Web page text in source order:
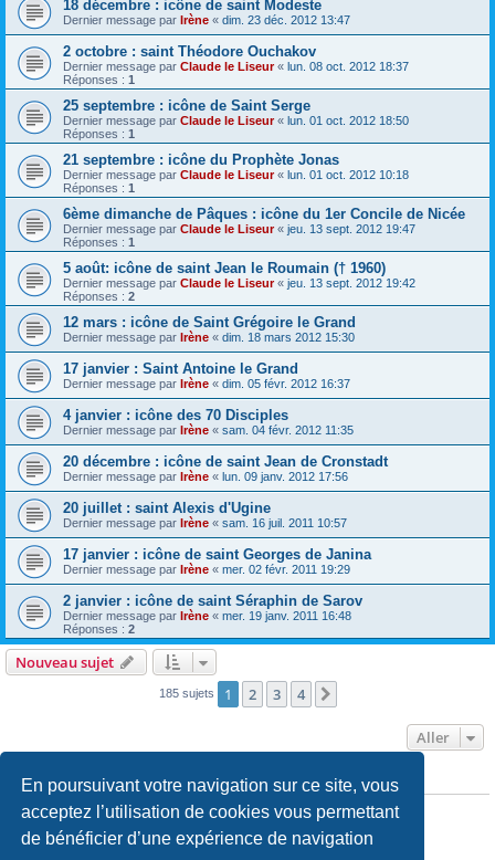
En poursuivant votre navigation sur ce site, vous
acceptez l’utilisation de cookies vous permettant
de bénéficier d’une expérience de navigation
18 décembre : icône de saint Modeste
Dernier message par Irène « dim. 23 déc. 2012 13:47
2 octobre : saint Théodore Ouchakov
Dernier message par Claude le Liseur« lun. 08 oct. 2012 18:37
Réponses : 1
25 septembre : icône de Saint Serge
Dernier message par Claude le Liseur« lun. 01 oct. 2012 18:50
Réponses : 1
21 septembre : icône du Prophète Jonas
Dernier message par Claude le Liseur« lun. 01 oct. 2012 10:18
Réponses : 1
6ème dimanche de Pâques : icône du 1er Concile de Nicée
Dernier message par Claude le Liseur« jeu. 13 sept. 2012 19:47
Réponses : 1
5 août: icône de saint Jean le Roumain († 1960)
Dernier message par Claude le Liseur« jeu. 13 sept. 2012 19:42
Réponses : 2
12 mars : icône de Saint Grégoire le Grand
Dernier message par Irène « dim. 18 mars 2012 15:30
17 janvier : Saint Antoine le Grand
Dernier message par Irène « dim. 05 févr. 2012 16:37
4 janvier : icône des 70 Disciples
Dernier message par Irène « sam. 04 févr. 2012 11:35
20 décembre : icône de saint Jean de Cronstadt
Dernier message par Irène « lun. 09 janv. 2012 17:56
20 juillet : saint Alexis d'Ugine
Dernier message par Irène « sam. 16 juil. 2011 10:57
17 janvier : icône de saint Georges de Janina
Dernier message par Irène « mer. 02 févr. 2011 19:29
2 janvier : icône de saint Séraphin de Sarov
Dernier message par Irène « mer. 19 janv. 2011 16:48
Réponses : 2
Nouveau sujet
185 sujets 1 2 3 4
Aller
PERMISSIONS DU FORUM
Vousne pouvez paspublier de nouveaux sujets dans ce forum
Vousne pouvez pasrépondre aux sujets dans ce forum
Vousne pouvez pasmodifier vos messages dans ce forum
supprimer vos messages dans ce forum